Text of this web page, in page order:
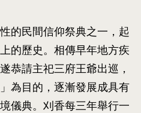
的民間信仰祭典之一，起
的歷史。相傳早年地方疾
恭請主祀三府王爺出巡，
為目的，逐漸發展成具有
儀典。刈香每三年舉行一